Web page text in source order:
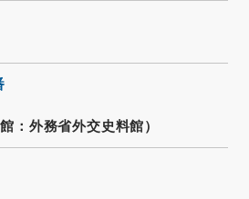
：外務省外交史料館）